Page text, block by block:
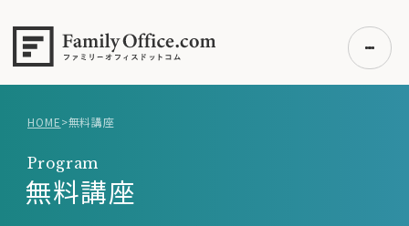
ご利用の流れ・プラン
事例紹介
HOME>無料講座
Program
無料講座